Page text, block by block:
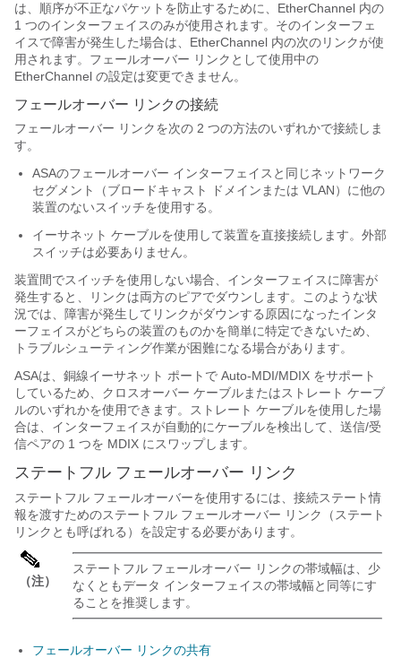
は、順序が不正なパケットを防止するために、EtherChannel 内の
1 つのインターフェイスのみが使用されます。そのインターフェ
イスで障害が発生した場合は、EtherChannel 内の次のリンクが使
用されます。フェールオーバー リンクとして使用中の
EtherChannel の設定は変更できません。
フェールオーバー リンクの接続
フェールオーバー リンクを次の 2 つの方法のいずれかで接続しま
す。
ASAのフェールオーバー インターフェイスと同じネットワーク
セグメント（ブロードキャスト ドメインまたは VLAN）に他の
装置のないスイッチを使用する。
イーサネット ケーブルを使用して装置を直接接続します。外部
スイッチは必要ありません。
装置間でスイッチを使用しない場合、インターフェイスに障害が
発生すると、リンクは両方のピアでダウンします。このような状
況では、障害が発生してリンクがダウンする原因になったインタ
ーフェイスがどちらの装置のものかを簡単に特定できないため、
トラブルシューティング作業が困難になる場合があります。
ASAは、銅線イーサネット ポートで Auto-MDI/MDIX をサポート
しているため、クロスオーバー ケーブルまたはストレート ケーブ
ルのいずれかを使用できます。ストレート ケーブルを使用した場
合は、インターフェイスが自動的にケーブルを検出して、送信/受
信ペアの 1 つを MDIX にスワップします。
ステートフル フェールオーバー リンク
ステートフル フェールオーバーを使用するには、接続ステート情
報を渡すためのステートフル フェールオーバー リンク（ステート
リンクとも呼ばれる）を設定する必要があります。
（注）
ステートフル フェールオーバー リンクの帯域幅は、少
なくともデータ インターフェイスの帯域幅と同等にす
ることを推奨します。
フェールオーバー リンクの共有